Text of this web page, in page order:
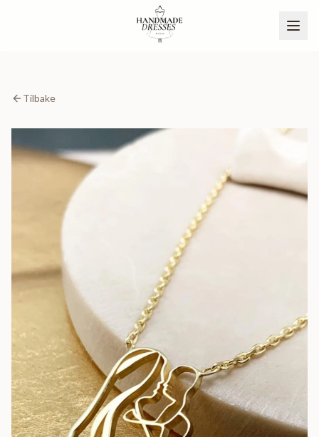
Tilbake